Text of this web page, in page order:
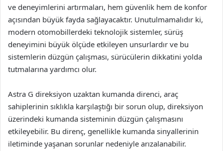
ve deneyimlerini artırmaları, hem güvenlik hem de konfor
açısından büyük fayda sağlayacaktır. Unutulmamalıdır ki,
modern otomobillerdeki teknolojik sistemler, sürüş
deneyimini büyük ölçüde etkileyen unsurlardır ve bu
sistemlerin düzgün çalışması, sürücülerin dikkatini yolda
tutmalarına yardımcı olur.
Astra G direksiyon uzaktan kumanda direnci, araç
sahiplerinin sıklıkla karşılaştığı bir sorun olup, direksiyon
üzerindeki kumanda sisteminin düzgün çalışmasını
etkileyebilir. Bu direnç, genellikle kumanda sinyallerinin
iletiminde yaşanan sorunlar nedeniyle arızalanabilir.